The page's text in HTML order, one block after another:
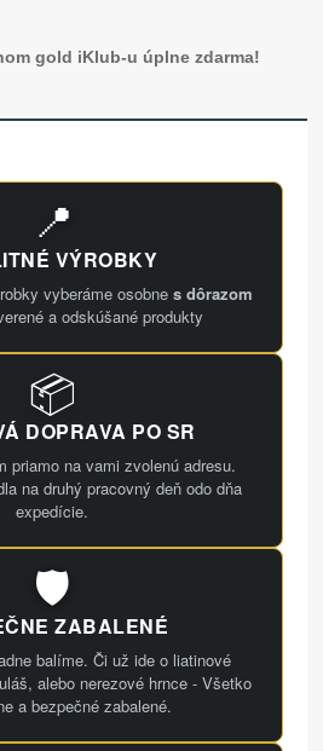
gold iKlub-u úplne zdarma!
📍
VÝROBKY
vyberáme osobne s dôrazom
a odskúšané produkty
📦
DOPRAVA PO SR
priamo na vami zvolenú adresu.
na druhý pracovný deň odo dňa
expedície.
🛡️
ZABALENÉ
balíme. Či už ide o liatinové
alebo nerezové hrnce - Všetko
a bezpečné zabalené.